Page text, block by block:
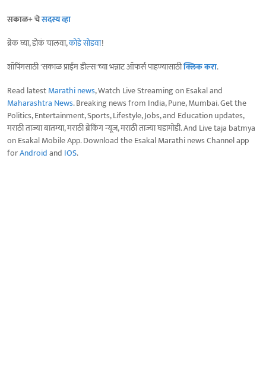
सकाळ+ चेसदस्य व्हा
ब्रेक घ्या, डोकं चालवा,कोडे सोडवा!
शॉपिंगसाठी 'सकाळ प्राईम डील्स'च्या भन्नाट ऑफर्स पाहण्यासाठीक्लिक करा.
Read latestMarathi news, Watch Live Streaming on Esakal and
Maharashtra News. Breaking news from India, Pune, Mumbai. Get the
Politics, Entertainment, Sports, Lifestyle, Jobs, and Education updates,
मराठी ताज्या बातम्या, मराठी ब्रेकिंग न्यूज, मराठी ताज्या घडामोडी. And Live taja batmya
on Esakal Mobile App. Download the Esakal Marathi news Channel app
forAndroidand IOS.